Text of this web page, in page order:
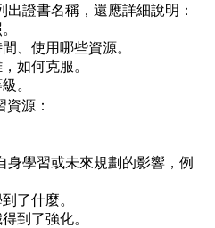
證書名稱，還應詳細說明：
、使用哪些資源。
如何克服。
。
源：
學習或未來規劃的影響，例
了什麼。
到了強化。